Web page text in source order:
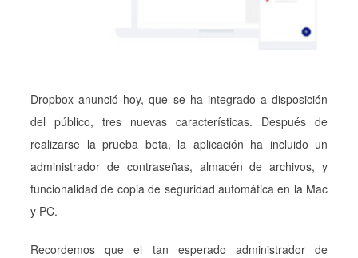
Dropbox anunció hoy, que se ha integrado a disposición
del público, tres nuevas características. Después de
realizarse la prueba beta, la aplicación ha incluido un
administrador de contraseñas, almacén de archivos, y
funcionalidad de copia de seguridad automática en la Mac
y PC.
Recordemos que el tan esperado administrador de